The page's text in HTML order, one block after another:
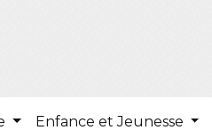
Enfance et Jeunesse